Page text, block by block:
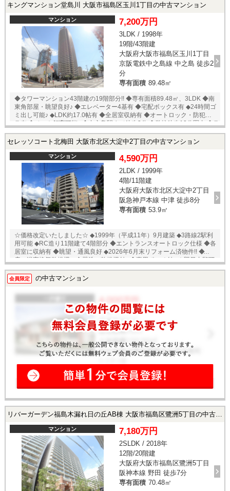
キングマンション堂島川 大阪市福島区玉川1丁目の中古マンション
マンション 7,200万円
3LDK / 1998年
19階/43階建
大阪府大阪市福島区玉川1丁目
京阪電鉄中之島線 中之島 徒歩2
分
専有面積 89.48㎡
◆タワーマンション43階建の19階部分!! ◆専有面積89.48㎡、3LDK ◆南
東角部屋・眺望良好♪ ◆エレベーター4基有 ◆宅配ボックス有 ◆24時間ゴ
ミ出し可能♪ ◆LDK約17.0帖有 ◆全居室収納有 ◆オートロック・防犯カメ
ラ有 ◆ペット飼育可能♪ ◆中之島駅まで徒歩3分 ◆学校徒歩10分圏内 ◆ラ
約160ｍ（徒歩約2分） ◆下福島公園まで約30ｍ（徒歩約1分） ◆ＪＣＨ
に恵まれた住環境が揃っています。緑豊かで大きな公園、スーパー、幼
稚園＆保育園、駅、etc.があり、生活至便です。 ★即日内覧可能物件！
お好きな日時でご内覧可能！★ 当店までお電話いただくか、もしくは24
時間対応可能「内覧予約・お問い合わせ」フォームよりお問い合わせ下
さい！業務に精通したスタッフが丁寧に対応致します。ご来店が困難な
場合は、ご希望場所でのお待ち合わせも可能です。 ※当社ではネットで
他社様が広告している物件も同時に紹介・案内可能です。 併せて内覧を
希望される際は、物件名を担当者までお申し付け下さい。
セレッソコート北梅田 大阪市北区大淀中2丁目の中古マンション
マンション 4,590万円
2LDK / 1999年
4階/11階建
大阪府大阪市北区大淀中2丁目
阪急神戸本線 中津 徒歩8分
専有面積 53.9㎡
☆価格改定いたしました☆ ◆1999年（平成11年）9月建築 ◆3路線2駅利
用可能 ◆RC造り11階建て4階部分 ◆エントランスオートロック仕様 ◆各
居室に収納有 ◆眺望・通風良好 ◆2026年6月末リフォーム済物件!! ◆床暖
房、浴室換気乾燥機、食器洗い乾燥機付♪ ◆専用ポーチ付♪ ★即日内覧可
能物件！お好きな日時でご内覧可能！★ 当店までお電話いただくか、も
しくは24時間対応可能「内覧予約・お問い合わせ」フォームよりお問い
合わせ下さい！業務に精通したスタッフが丁寧に対応致します。ご来店
が困難な場合は、ご希望場所でのお待ち合わせも可能です。
会員限定 の中古マンション
リバーガーデン福島木漏れ日の丘AB棟 大阪市福島区鷺洲5丁目の中古マンション
マンション 7,180万円
2SLDK / 2018年
12階/20階建
大阪府大阪市福島区鷺洲5丁目
阪神本線 野田 徒歩7分
専有面積 70.48㎡